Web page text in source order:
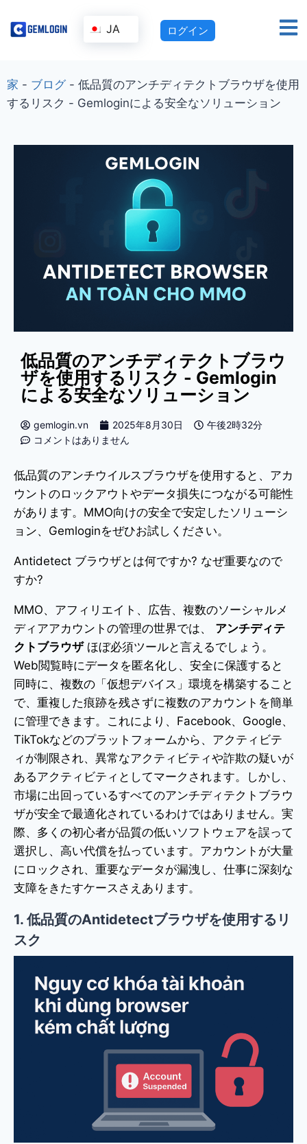
JA ログイン
家 - ブログ - 低品質のアンチディテクトブラウザを使用
するリスク - Gemloginによる安全なソリューション
低品質のアンチディテクトブラウ
ザを使用するリスク - Gemlogin
による安全なソリューション
gemlogin.vn 2025年8月30日
午後2時32分
コメントはありません
低品質のアンチウイルスブラウザを使用すると、アカ
ウントのロックアウトやデータ損失につながる可能性
があります。MMO向けの安全で安定したソリューシ
ョン、Gemloginをぜひお試しください。
Antidetect ブラウザとは何ですか? なぜ重要なので
すか?
MMO、アフィリエイト、広告、複数のソーシャルメ
ディアアカウントの管理の世界では、 アンチディテ
クトブラウザほぼ必須ツールと言えるでしょう。
Web閲覧時にデータを匿名化し、安全に保護すると
同時に、複数の「仮想デバイス」環境を構築すること
で、重複した痕跡を残さずに複数のアカウントを簡単
に管理できます。これにより、Facebook、Google、
TikTokなどのプラットフォームから、アクティビテ
ィが制限され、異常なアクティビティや詐欺の疑いが
あるアクティビティとしてマークされます。しかし、
市場に出回っているすべてのアンチディテクトブラウ
ザが安全で最適化されているわけではありません。実
際、多くの初心者が品質の低いソフトウェアを誤って
選択し、高い代償を払っています。アカウントが大量
にロックされ、重要なデータが漏洩し、仕事に深刻な
支障をきたすケースさえあります。
1. 低品質のAntidetectブラウザを使用するリ
スク